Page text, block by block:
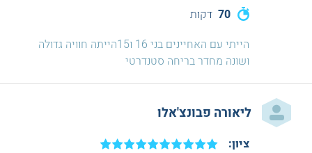
70 דקות
הייתי עם האחיינים בני 16 ו15הייתה חוויה גדולה
ושונה מחדר בריחה סטנדרטי
ליאורה פבונצ'אלו
ציון: